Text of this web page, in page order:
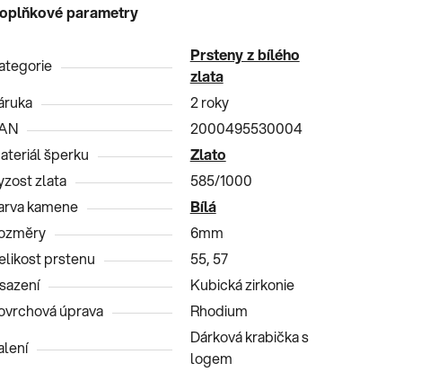
parametry
Prsteny z bílého
zlata
2 roky
2000495530004
šperku
Zlato
zlata
585/1000
kamene
Bílá
6mm
prstenu
55, 57
Kubická zirkonie
úprava
Rhodium
Dárková krabička s
logem